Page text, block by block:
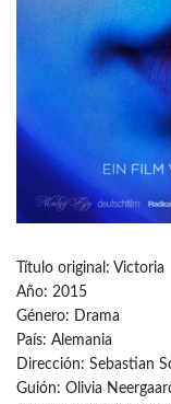
Título original: Victoria
Año: 2015
Género: Drama
País: Alemania
Dirección: Sebastian
Guión: Olivia